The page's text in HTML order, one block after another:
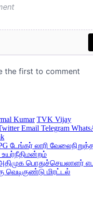
Kumar TVK Vijay
Email Telegram
டேங்கர் லாரி
பொதுச்செயலாளர்
வெடிகுண்டு மிரட்டல்